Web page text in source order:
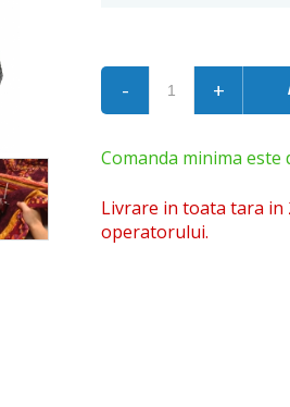
- +
Comanda minima este
Livrare in toata tara in
operatorului.